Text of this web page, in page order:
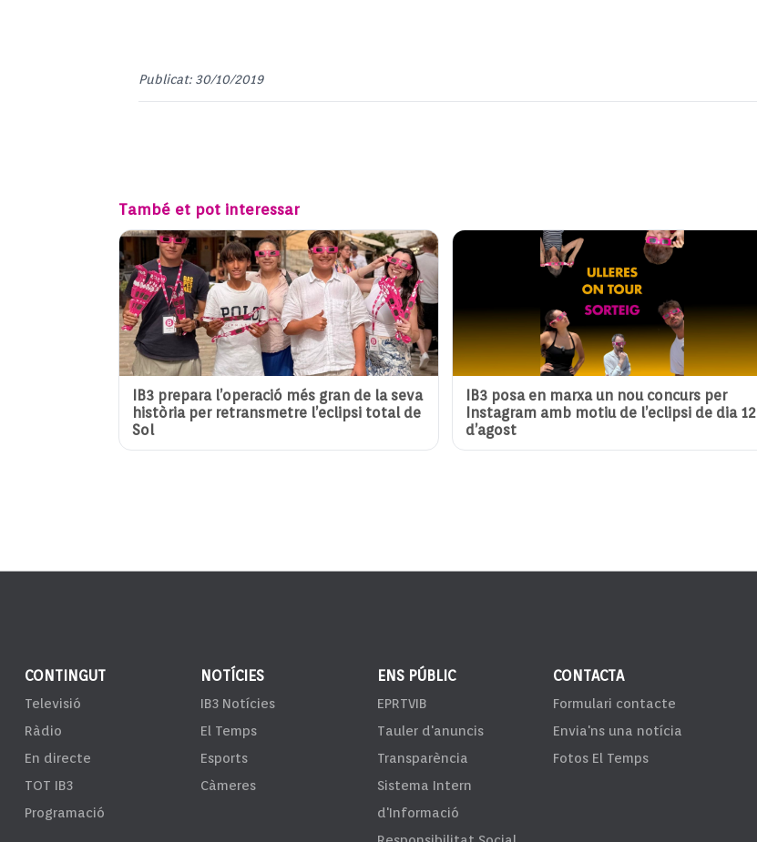
Publicat: 30/10/2019
També et pot interessar
IB3 prepara l’operació més gran de la seva
història per retransmetre l’eclipsi total de
Sol
IB3 posa en marxa un nou concurs per
Instagram amb motiu de l’eclipsi de dia 12
d’agost
CONTINGUT
Televisió
Ràdio
En directe
TOT IB3
Programació
NOTÍCIES
IB3 Notícies
El Temps
Esports
Càmeres
ENS PÚBLIC
EPRTVIB
Tauler d'anuncis
Transparència
Sistema Intern
d'Informació
CONTACTA
Formulari contacte
Envia'ns una notícia
Fotos El Temps